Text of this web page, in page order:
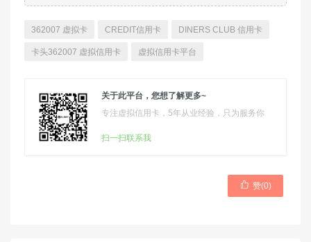
362007 虚拟卡 CREDIT信用卡 DINERS CLUB 信用卡
卡头362007 虚拟信用卡 虚拟信用卡平台
关于此平台，您想了解更多~
专注虚拟信用卡，5年从业经验，只为服务你
扫一扫联系我
 赞(0)